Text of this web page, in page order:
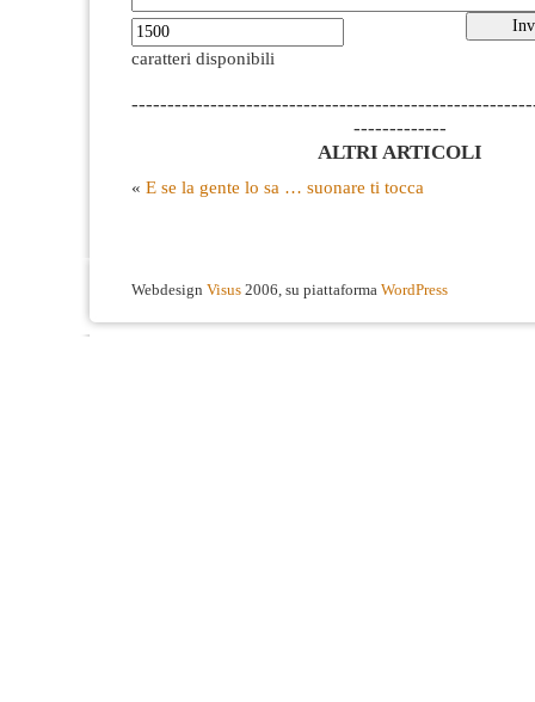
caratteri disponibili
-------------
ALTRI ARTICOLI
« E se la gente lo sa … suonare ti tocca
Webdesign Visus 2006, su piattaforma WordPress